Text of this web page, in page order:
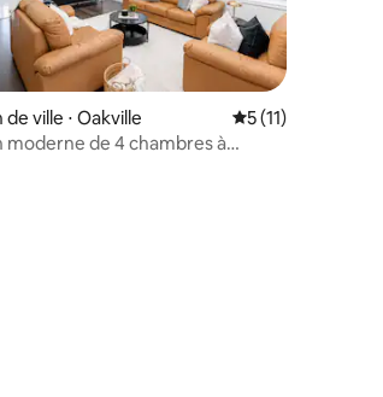
la base de 67 commentaires : 4,82 sur 5
de ville ⋅ Oakville Évaluation
5 (11)
moderne de 4 chambres à